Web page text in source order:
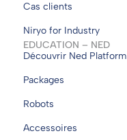
Cas clients
Niryo for Industry
EDUCATION – NED
Découvrir Ned Platform
Packages
Robots
Accessoires